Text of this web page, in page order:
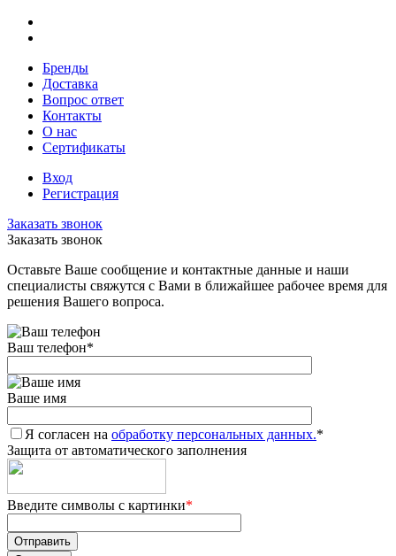
Бренды
Доставка
Вопрос ответ
Контакты
О нас
Сертификаты
Вход
Регистрация
Заказать звонок
Заказать звонок
Оставьте Ваше сообщение и контактные данные и наши
специалисты свяжутся с Вами в ближайшее рабочее время для
решения Вашего вопроса.
Ваш телефон*
Ваше имя
Я согласен на обработку персональных данных.*
Защита от автоматического заполнения
Введите символы с картинки*